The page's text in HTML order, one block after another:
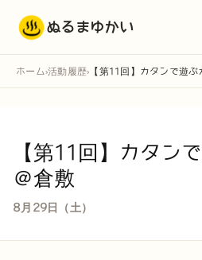
ぬるまゆかい
ホーム ›活動履歴› 【第11回】カタンで遊
【第11回】カタン
＠倉敷
8月29日（土）